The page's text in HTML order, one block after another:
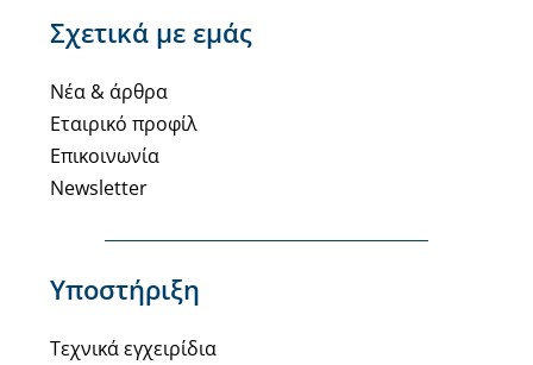
Σχετικά με εμάς
Νέα & άρθρα
Εταιρικό προφίλ
Επικοινωνία
Newsletter
Υποστήριξη
Τεχνικά εγχειρίδια